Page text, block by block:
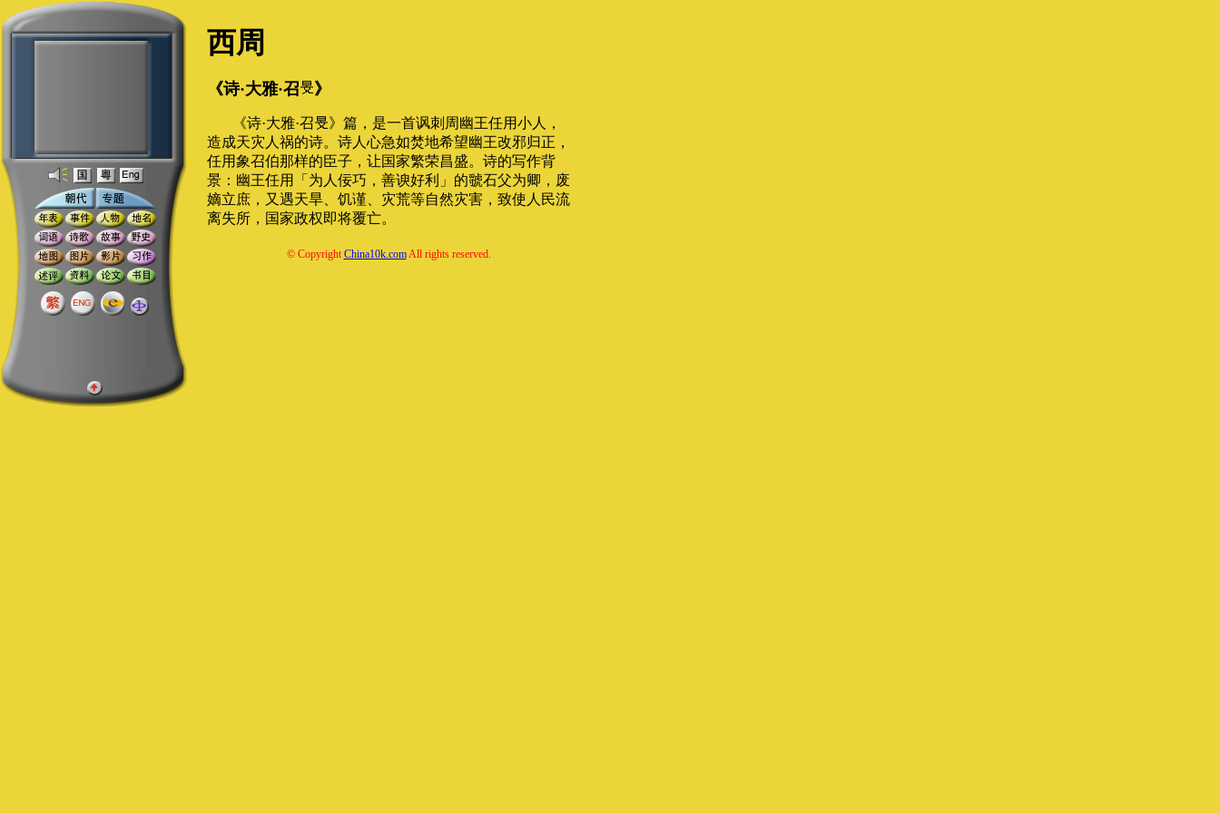
西周
《诗·大雅·召 》
《诗·大雅·召
》篇，是一首讽刺周幽王任用小人，
造成天灾人祸的诗。诗人心急如焚地希望幽王改邪归正，
任用象召伯那样的臣子，让国家繁荣昌盛。诗的写作背
景：幽王任用「为人佞巧，善谀好利」的虢石父为卿，废
嫡立庶，又遇天旱、饥谨、灾荒等自然灾害，致使人民流
离失所，国家政权即将覆亡。
© CopyrightChina10k.comAll rights reserved.